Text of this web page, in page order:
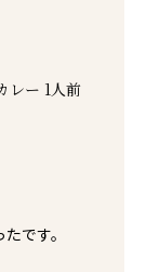
レー 1人前
です。